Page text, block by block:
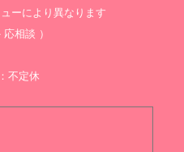
ーにより異なります
応相談 ）
不定休